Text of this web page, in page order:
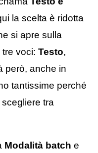
la scelta è ridotta
si apre sulla
voci: Testo,
però, anche in
tantissime perché
tra
Modalità batch e